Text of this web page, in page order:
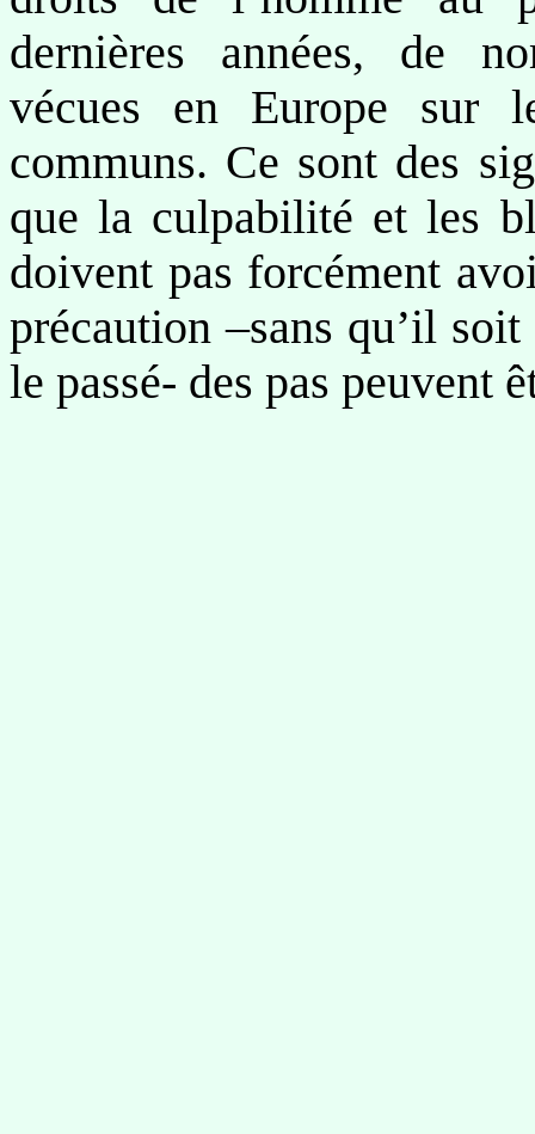
dernières années, de
vécues en Europe sur
communs. Ce sont des
que la culpabilité et les
doivent pas forcément
précaution –sans qu’il
le passé- des pas peuvent